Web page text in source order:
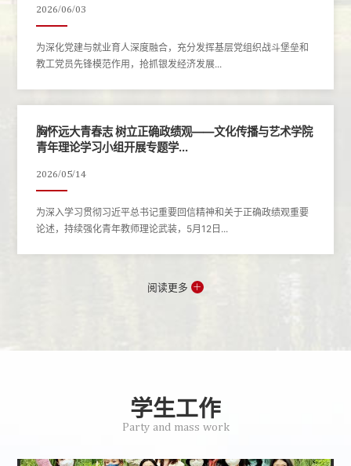
2026/06/03
为深化党建与就业育人深度融合，充分发挥基层党组织战斗堡垒和
教工党员先锋模范作用，抢抓银发经济发展...
胸怀远大青春志 树立正确政绩观——文化传播与艺术学院
青年理论学习小组开展专题学...
2026/05/14
为深入学习贯彻习近平总书记重要回信精神和关于正确政绩观重要
论述，持续强化青年教师理论武装，5月12日...
阅读更多
学生工作
Party and mass work